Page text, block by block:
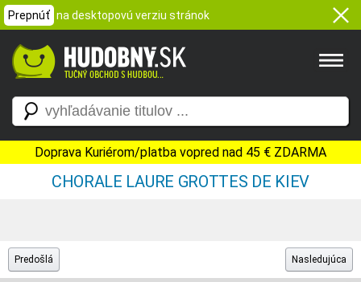
Prepnúť na desktopovú verziu stránok
Doprava Kuriérom/platba vopred nad 45 € ZDARMA
CHORALE LAURE GROTTES DE KIEV
Predošlá Nasledujúca